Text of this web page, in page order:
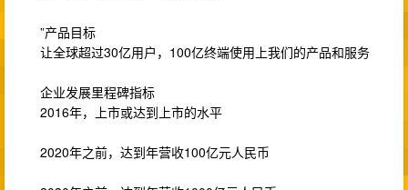
”产品目标
让全球超过30亿用户，100亿终端使用上我们的产品和服务
企业发展里程碑指标
2016年，上市或达到上市的水平
2020年之前，达到年营收100亿元人民币